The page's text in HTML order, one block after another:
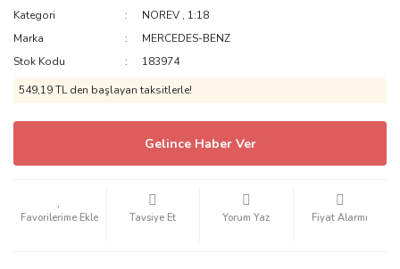
Kategori NOREV , 1:18
Marka
MERCEDES-BENZ
Stok Kodu
183974
549,19 TL den başlayan taksitlerle!
Gelince Haber Ver
Tavsiye Et Yorum Yaz Fiyat Alarmı